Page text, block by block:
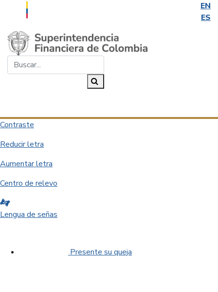
EN
ES
Saltar al contenido principal
Contraste
Reducir letra
Aumentar letra
Centro de relevo
Lengua de señas
Presente su queja